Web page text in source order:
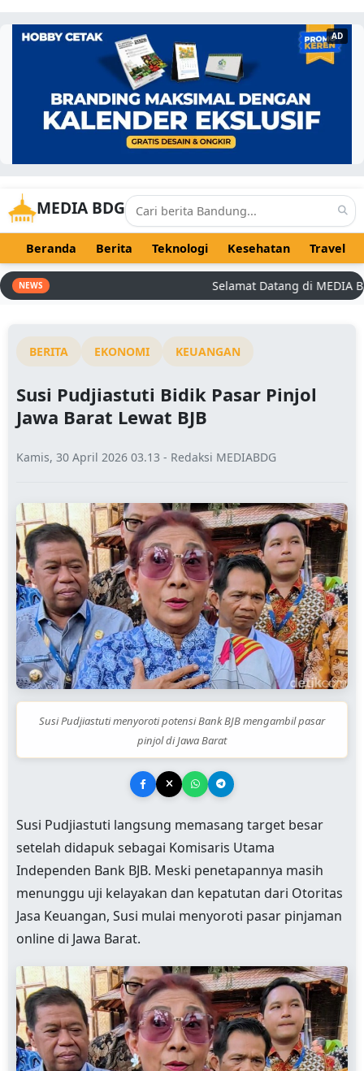
AD
MEDIA BDG
Beranda Berita Teknologi Kesehatan Travel
NEWS Selamat Datang di MEDIA
BERITA EKONOMI KEUANGAN
Susi Pudjiastuti Bidik Pasar Pinjol
Jawa Barat Lewat BJB
Kamis, 30 April 2026 03.13 - Redaksi MEDIABDG
Susi Pudjiastuti menyoroti potensi Bank BJB mengambil pasar
pinjol di Jawa Barat
Susi Pudjiastuti langsung memasang target besar
setelah didapuk sebagai Komisaris Utama
Independen Bank BJB. Meski penetapannya masih
menunggu uji kelayakan dan kepatutan dari Otoritas
Jasa Keuangan, Susi mulai menyoroti pasar pinjaman
online di Jawa Barat.